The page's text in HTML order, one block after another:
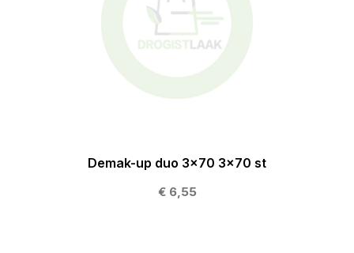
Demak-up duo 3x70 3x70 st
€ 6,55